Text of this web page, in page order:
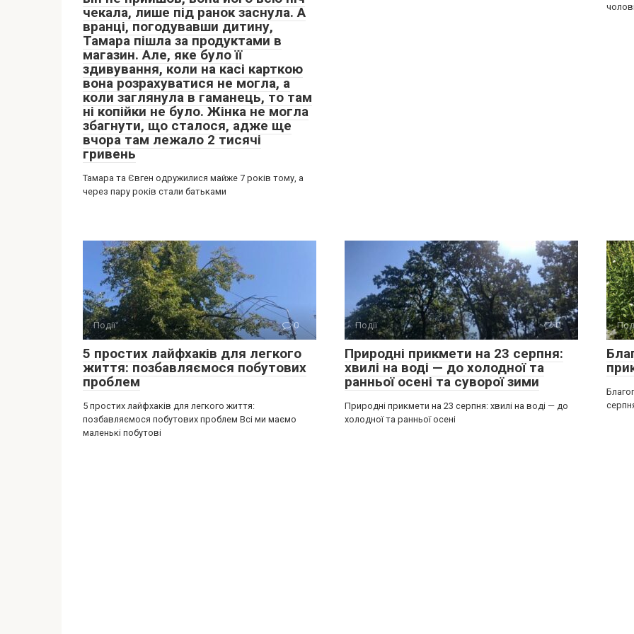
чекала, лише під ранок заснула. А
вранці, погодувавши дитину,
Тамара пішла за продуктами в
магазин. Але, яке було її
здивування, коли на касі карткою
вона розрахуватися не могла, а
коли заглянула в гаманець, то там
ні копійки не було. Жінка не могла
збагнути, що сталося, адже ще
вчора там лежало 2 тисячі
гривень
Тамара та Євген одружилися майже 7 років тому, а
через пару років стали батьками
Події 0
5 простих лайфхаків для легкого
життя: позбавляємося побутових
проблем
5 простих лайфхаків для легкого життя:
позбавляємося побутових проблем Всі ми маємо
маленькі побутові
Події 0
Природні прикмети на 23 серпня:
хвилі на воді — до холодної та
ранньої осені та суворої зими
Природні прикмети на 23 серпня: хвилі на воді — до
холодної та ранньої осені